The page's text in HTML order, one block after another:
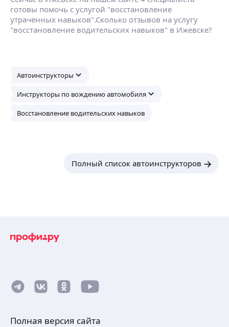
готовы помочь с услугой "восстановление
утраченных навыков".Сколько отзывов на услугу
"восстановление водительских навыков" в Ижевске?
Автоинструкторы
Инструкторы по вождению автомобиля
Восстановление водительских навыков
Полный список автоинструкторов
Полная версия сайта